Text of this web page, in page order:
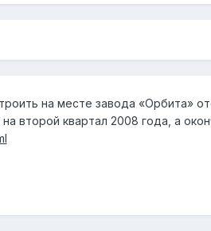
на месте завода «Орбита»
второй квартал 2008 года, а